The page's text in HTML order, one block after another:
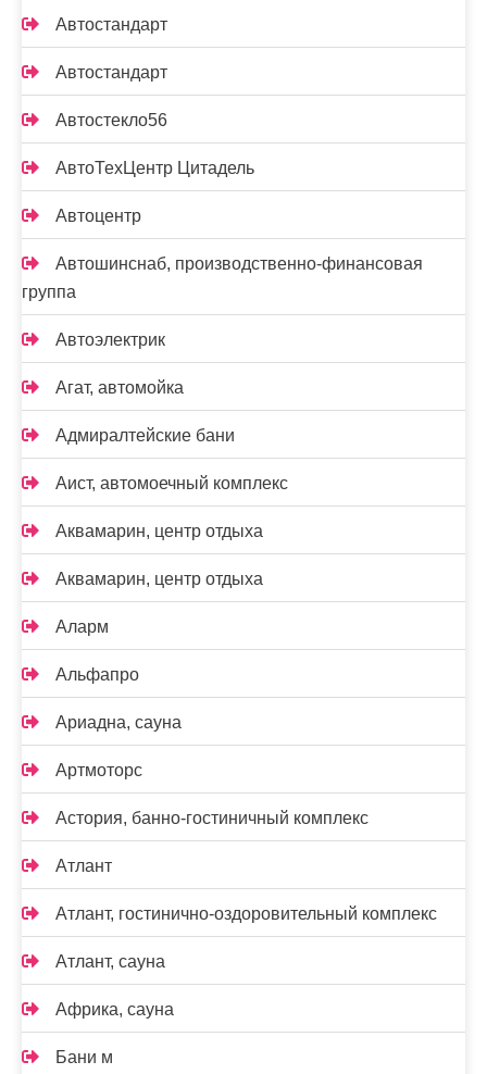
Автостандарт
Автостандарт
Автостекло56
АвтоТехЦентр Цитадель
Автоцентр
Автошинснаб, производственно-финансовая
группа
Автоэлектрик
Агат, автомойка
Адмиралтейские бани
Аист, автомоечный комплекс
Аквамарин, центр отдыха
Аквамарин, центр отдыха
Аларм
Альфапро
Ариадна, сауна
Артмоторс
Астория, банно-гостиничный комплекс
Атлант
Атлант, гостинично-оздоровительный комплекс
Атлант, сауна
Африка, сауна
Бани м